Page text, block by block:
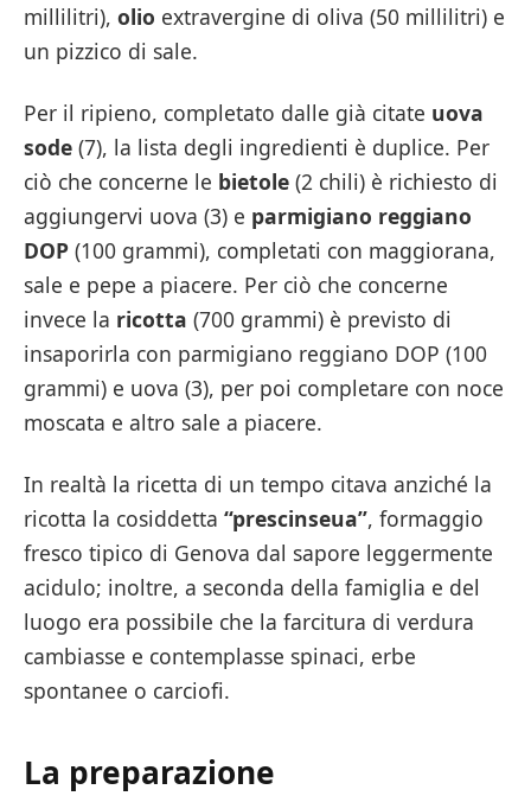
millilitri), olio extravergine di oliva (50 millilitri) e
un pizzico di sale.
Per il ripieno, completato dalle già citate uova
sode (7), la lista degli ingredienti è duplice. Per
ciò che concerne le bietole (2 chili) è richiesto di
aggiungervi uova (3) e parmigiano reggiano
DOP (100 grammi), completati con maggiorana,
sale e pepe a piacere. Per ciò che concerne
invece la ricotta (700 grammi) è previsto di
insaporirla con parmigiano reggiano DOP (100
grammi) e uova (3), per poi completare con noce
moscata e altro sale a piacere.
In realtà la ricetta di un tempo citava anziché la
ricotta la cosiddetta “prescinseua”, formaggio
fresco tipico di Genova dal sapore leggermente
acidulo; inoltre, a seconda della famiglia e del
luogo era possibile che la farcitura di verdura
cambiasse e contemplasse spinaci, erbe
spontanee o carciofi.
La preparazione